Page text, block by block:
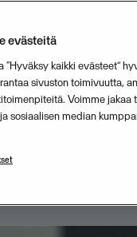
toimii
evästeitä
“Hyväksy kaikki evästeet”
sivuston toimivuutta,
Voimme jakaa
sosiaalisen median